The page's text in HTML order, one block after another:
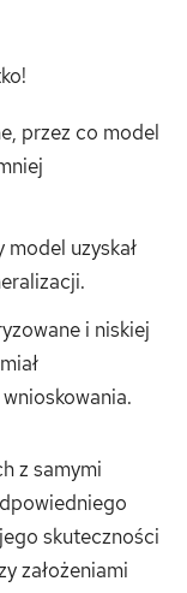
przez co model
model uzyskał
i niskiej
z samymi
skuteczności
założeniami